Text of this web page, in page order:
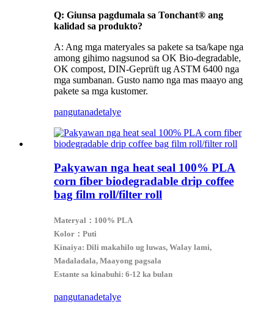
Q: Giunsa pagdumala sa Tonchant® ang
kalidad sa produkto?
A: Ang mga materyales sa pakete sa tsa/kape nga
among gihimo nagsunod sa OK Bio-degradable,
OK compost, DIN-Geprüft ug ASTM 6400 nga
mga sumbanan. Gusto namo nga mas maayo ang
pakete sa mga kustomer.
pangutanadetalye
Pakyawan nga heat seal 100% PLA
corn fiber biodegradable drip coffee
bag film roll/filter roll
Materyal：100% PLA
Kolor：Puti
Kinaiya: Dili makahilo ug luwas, Walay lami,
Madaladala, Maayong pagsala
Estante sa kinabuhi: 6-12 ka bulan
pangutanadetalye